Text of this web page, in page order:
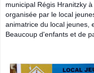
municipal Régis Hranitzky
organisée par le local
animatrice du local jeunes,
Beaucoup d'enfants et de